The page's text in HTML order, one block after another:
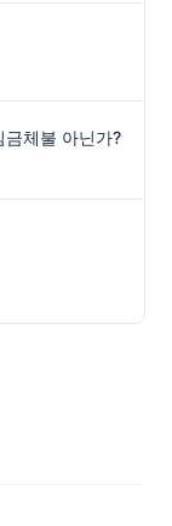
금체불 아닌가?